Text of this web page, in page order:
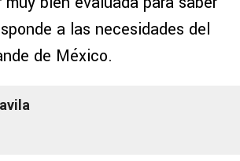
a las necesidades del
de México.